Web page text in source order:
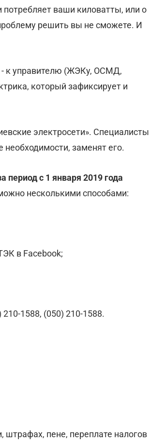
потребляет ваши киловатты, или о
решить вы не сможете. И
- к управителю (ЖЭКу, ОСМД,
который зафиксирует и
электросети». Специалисты
необходимости, заменят его.
период с 1 января 2019 года
несколькими способами:
в Facebook;
210-1588, (050) 210-1588.
пене, переплате налогов